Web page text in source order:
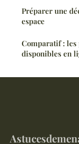
Préparer une
espace
Comparatif : les
disponibles en